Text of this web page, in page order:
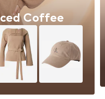
Coffee